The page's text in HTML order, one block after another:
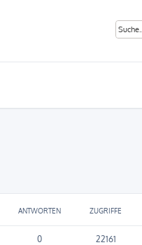
ANTWORTEN ZUGRIFFE
0 22161